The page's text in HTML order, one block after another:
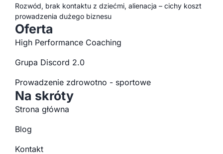
Rozwód, brak kontaktu z dziećmi, alienacja – cichy koszt
prowadzenia dużego biznesu
Oferta
High Performance Coaching
Grupa Discord 2.0
Prowadzenie zdrowotno - sportowe
Na skróty
Strona główna
Blog
Kontakt